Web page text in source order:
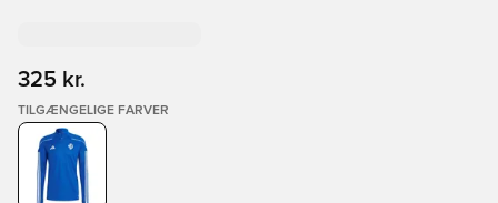
325 kr.
TILGÆNGELIGE FARVER